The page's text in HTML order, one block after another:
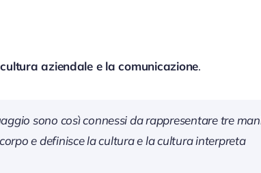
aziendale e la comunicazione.
sono così connessi da rappresentare tre
e definisce la cultura e la cultura interpreta